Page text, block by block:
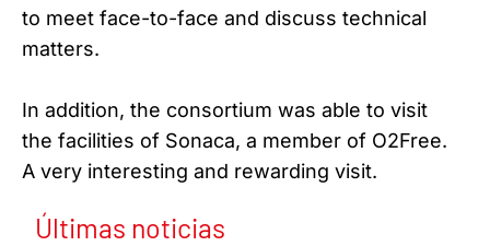
to meet face-to-face and discuss technical
matters.
In addition, the consortium was able to visit
the facilities of Sonaca, a member of O2Free.
A very interesting and rewarding visit.
Últimas noticias